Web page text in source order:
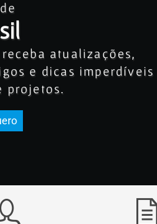
atualizações,
e dicas imperdíveis
projetos.